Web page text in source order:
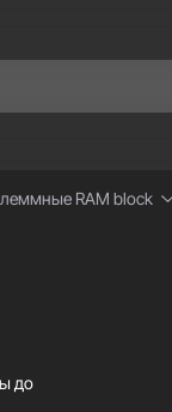
RAM block
до